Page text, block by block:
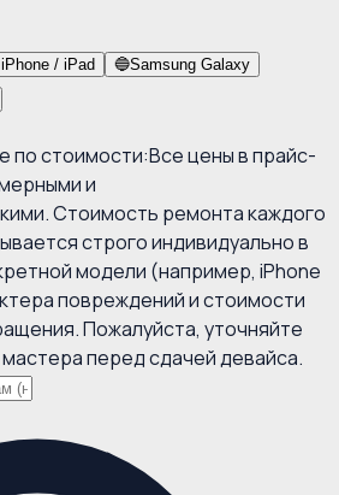
/ iPad 🔵Samsung Galaxy
по стоимости:Все цены в прайс-
и
Стоимость ремонта каждого
строго индивидуально в
модели (например, iPhone
повреждений и стоимости
Пожалуйста, уточняйте
перед сдачей девайса.